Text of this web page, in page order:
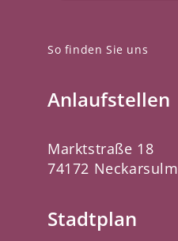
So finden Sie uns
Anlaufstellen
Marktstraße 18
74172 Neckarsulm
Stadtplan